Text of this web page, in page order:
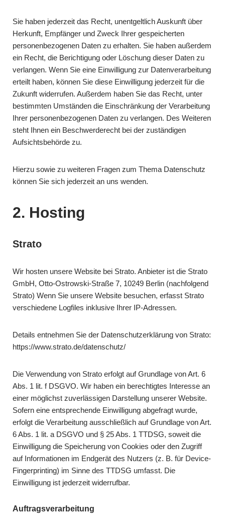
Sie haben jederzeit das Recht, unentgeltlich Auskunft über
Herkunft, Empfänger und Zweck Ihrer gespeicherten
personenbezogenen Daten zu erhalten. Sie haben außerdem
ein Recht, die Berichtigung oder Löschung dieser Daten zu
verlangen. Wenn Sie eine Einwilligung zur Datenverarbeitung
erteilt haben, können Sie diese Einwilligung jederzeit für die
Zukunft widerrufen. Außerdem haben Sie das Recht, unter
bestimmten Umständen die Einschränkung der Verarbeitung
Ihrer personenbezogenen Daten zu verlangen. Des Weiteren
steht Ihnen ein Beschwerderecht bei der zuständigen
Aufsichtsbehörde zu.
Hierzu sowie zu weiteren Fragen zum Thema Datenschutz
können Sie sich jederzeit an uns wenden.
2. Hosting
Strato
Wir hosten unsere Website bei Strato. Anbieter ist die Strato
GmbH, Otto-Ostrowski-Straße 7, 10249 Berlin (nachfolgend
Strato) Wenn Sie unsere Website besuchen, erfasst Strato
verschiedene Logfiles inklusive Ihrer IP-Adressen.
Details entnehmen Sie der Datenschutzerklärung von Strato:
https://www.strato.de/datenschutz/
Die Verwendung von Strato erfolgt auf Grundlage von Art. 6
Abs. 1 lit. f DSGVO. Wir haben ein berechtigtes Interesse an
einer möglichst zuverlässigen Darstellung unserer Website.
Sofern eine entsprechende Einwilligung abgefragt wurde,
erfolgt die Verarbeitung ausschließlich auf Grundlage von Art.
6 Abs. 1 lit. a DSGVO und § 25 Abs. 1 TTDSG, soweit die
Einwilligung die Speicherung von Cookies oder den Zugriff
auf Informationen im Endgerät des Nutzers (z. B. für Device-
Fingerprinting) im Sinne des TTDSG umfasst. Die
Einwilligung ist jederzeit widerrufbar.
Auftragsverarbeitung